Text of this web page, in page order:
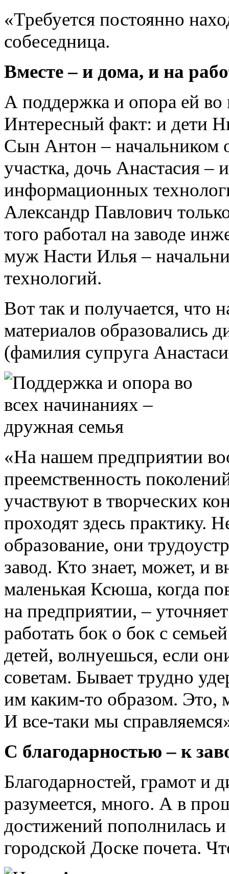
«Требуется постоянно
собеседница.
Вместе – и дома, и на
А поддержка и опора ей во
Интересный факт: и дети
Сын Антон – начальником
участка, дочь Анастасия –
информационных
Александр Павлович
того работал на заводе
муж Насти Илья –
технологий.
Вот так и получается, что
материалов образовались
(фамилия супруга
«На нашем предприятии
преемственность
участвуют в творческих
проходят здесь практику.
образование, они
завод. Кто знает, может, и
маленькая Ксюша, когда
на предприятии, –
работать бок о бок с
детей, волнуешься, если
советам. Бывает трудно
им каким-то образом. Это,
И все-таки мы
С благодарностью – к
Благодарностей, грамот
разумеется, много. А в
достижений пополнилась
городской Доске почета.